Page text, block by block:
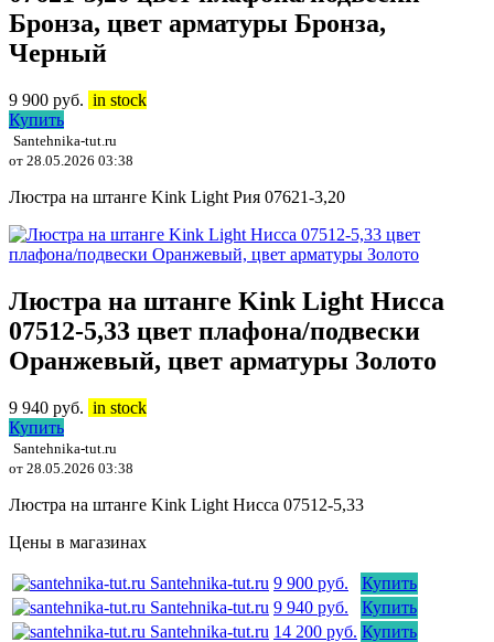
Бронза, цвет арматуры Бронза,
Черный
9 900 руб. in stock
Купить
Santehnika-tut.ru
от 28.05.2026 03:38
Люстра на штанге Kink Light Рия 07621-3,20
Люстра на штанге Kink Light Нисса
07512-5,33 цвет плафона/подвески
Оранжевый, цвет арматуры Золото
9 940 руб. in stock
Купить
Santehnika-tut.ru
от 28.05.2026 03:38
Люстра на штанге Kink Light Нисса 07512-5,33
Цены в магазинах
Santehnika-tut.ru 9 900 руб.
Купить
Santehnika-tut.ru 9 940 руб.
Купить
Santehnika-tut.ru 14 200 руб. Купить